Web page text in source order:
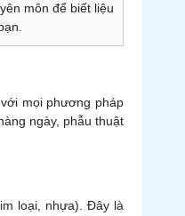
môn để biết liệu
mọi phương pháp
ngày, phẫu thuật
loại, nhựa). Đây là